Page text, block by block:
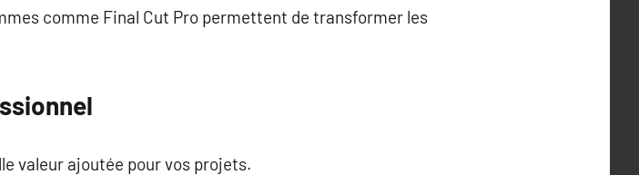
comme Final Cut Pro permettent de transformer les
valeur ajoutée pour vos projets.